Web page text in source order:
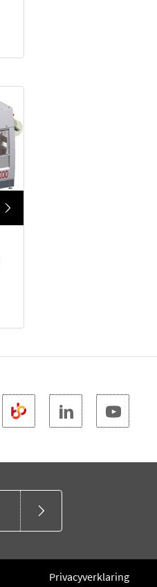
Privacyverklaring